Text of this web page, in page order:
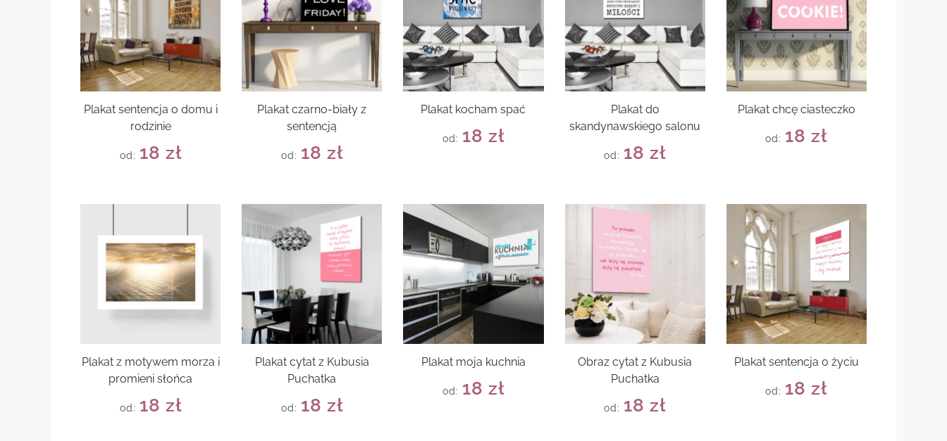
Plakat sentencja o domu i
rodzinie
od: 18 zł
Plakat czarno-biały z
sentencją
od: 18 zł
Plakat kocham spać
od: 18 zł
Plakat do
skandynawskiego salonu
od: 18zł
Plakat chcę ciasteczko
od: 18zł
Plakat z motywem morza i
promieni słońca
od: 18 zł
Plakat cytat z Kubusia
Puchatka
od: 18 zł
Plakat moja kuchnia
od: 18 zł
Obraz cytat z Kubusia
Puchatka
od: 18zł
Plakat sentencja o życiu
od: 18zł